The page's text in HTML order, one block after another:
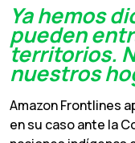
Ya hemos
pueden
territorios.
nuestros
Amazon Frontlines
en su caso ante la